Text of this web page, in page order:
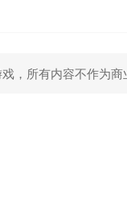
，所有内容不作为商